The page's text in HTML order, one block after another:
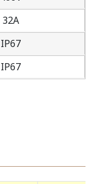
32A
IP67
IP67